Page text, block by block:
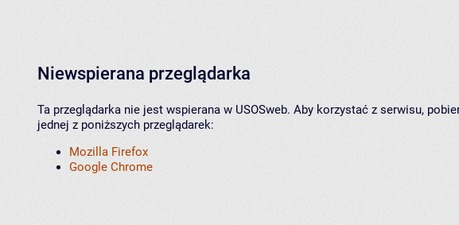
Niewspierana przeglądarka
Ta przeglądarka nie jest wspierana w USOSweb. Aby korzystać z serwisu,
jednej z poniższych przeglądarek:
Mozilla Firefox
Google Chrome